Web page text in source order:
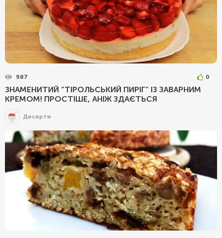
987 0
ЗНАМЕНИТИЙ “ТІРОЛЬСЬКИЙ ПИРІГ” ІЗ ЗАВАРНИМ
КРЕМОМ! ПРОСТІШЕ, АНІЖ ЗДАЄТЬСЯ
Десерти